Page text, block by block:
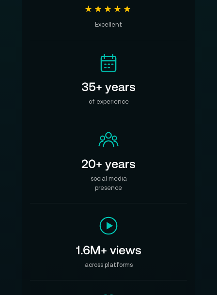
★★★★★
Excellent
35+ years
of experience
20+ years
social media
presence
1.6M+ views
across platforms